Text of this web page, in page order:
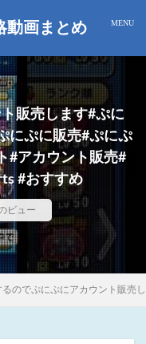
動画まとめ
販売します#ぷに
にぷに販売#ぷにぷ
#アカウント販売#
#おすすめ
ビュー
るのでぷにぷにアカウント販売